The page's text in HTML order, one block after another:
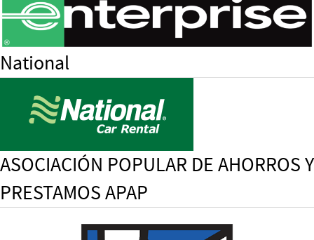
National
ASOCIACIÓN POPULAR DE AHORROS Y
PRESTAMOS APAP